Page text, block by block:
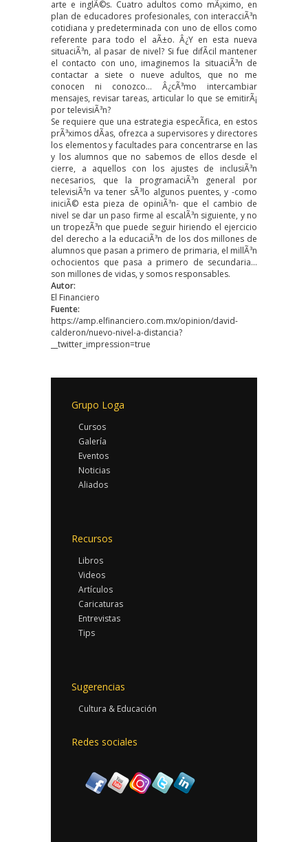
arte e inglÃ©s. Cuatro adultos como mÃ¡ximo, en
plan de educadores profesionales, con interacciÃ³n
cotidiana y predeterminada con uno de ellos como
referente para todo el aÃ±o. Â¿Y en esta nueva
situaciÃ³n, al pasar de nivel? Si fue difÃ­cil mantener
el contacto con uno, imaginemos la situaciÃ³n de
contactar a siete o nueve adultos, que no me
conocen ni conozco… Â¿cÃ³mo intercambiar
mensajes, revisar tareas, articular lo que se emitirÃ¡
por televisiÃ³n?
Se requiere que una estrategia especÃ­fica, en estos
prÃ³ximos dÃ­as, ofrezca a supervisores y directores
los elementos y facultades para concentrarse en las
y los alumnos que no sabemos de ellos desde el
cierre, a aquellos con los ajustes de inclusiÃ³n
necesarios, que la programaciÃ³n general por
televisiÃ³n va tener sÃ³lo algunos puentes, y -como
iniciÃ© esta pieza de opiniÃ³n- que el cambio de
nivel se dar un paso firme al escalÃ³n siguiente, y no
un tropezÃ³n que puede seguir hiriendo el ejercicio
del derecho a la educaciÃ³n de los dos millones de
alumnos que pasan a primero de primaria, el millÃ³n
ochocientos que pasa a primero de secundaria…
son millones de vidas, y somos responsables.
Autor:
El Financiero
Fuente:
https://amp.elfinanciero.com.mx/opinion/david-
calderon/nuevo-nivel-a-distancia?
__twitter_impression=true
Grupo Loga
Cursos
Galería
Eventos
Noticias
Aliados
Recursos
Libros
Videos
Artículos
Caricaturas
Entrevistas
Tips
Sugerencias
Cultura & Educación
Redes sociales